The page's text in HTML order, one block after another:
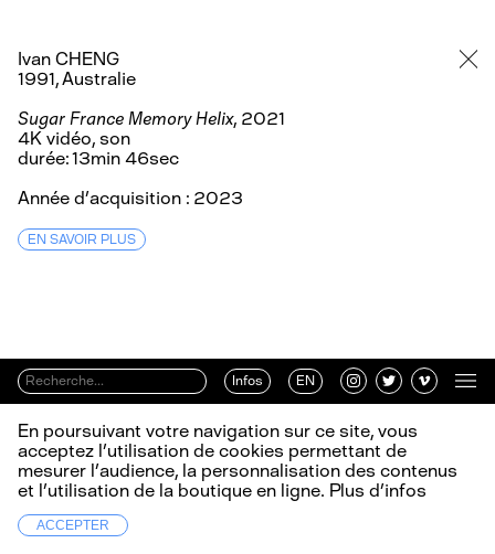
Ivan CHENG
1991, Australie
Sugar France Memory Helix, 2021
4K vidéo, son
durée: 13min 46sec
Année d’acquisition : 2023
EN SAVOIR PLUS
Infos EN
En poursuivant votre navigation sur ce site, vous
acceptez l’utilisation de cookies permettant de
mesurer l’audience, la personnalisation des contenus
et l’utilisation de la boutique en ligne. Plus d’infos
ACCEPTER